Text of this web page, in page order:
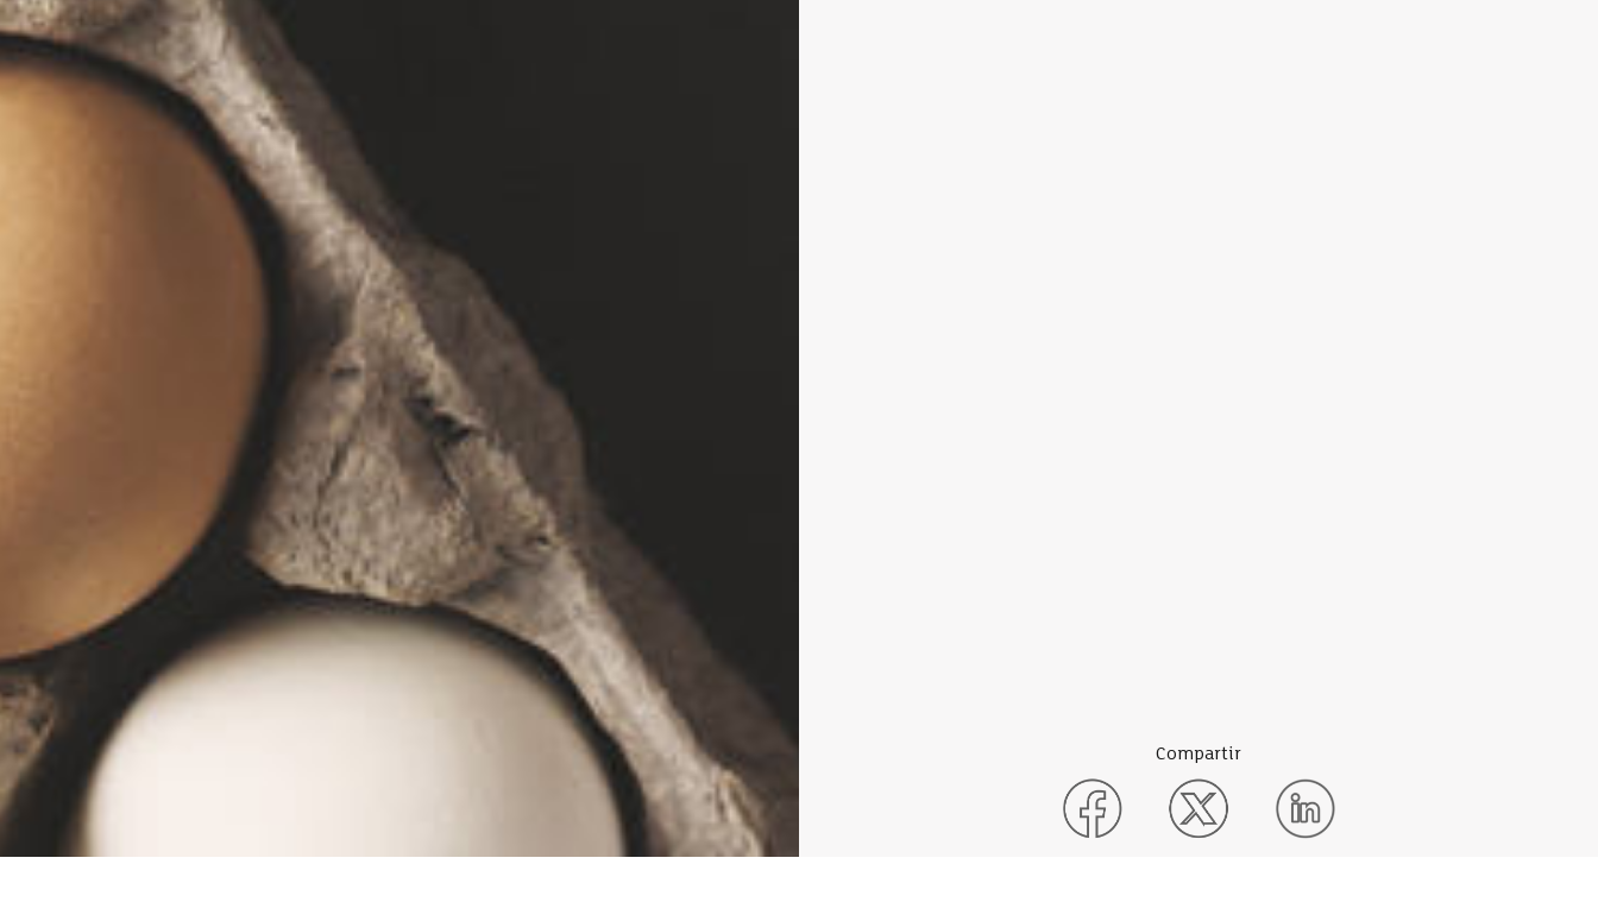
Compartir